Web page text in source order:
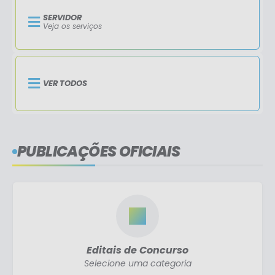
SERVIDOR
Veja os serviços
VER TODOS
PUBLICAÇÕES OFICIAIS
Editais de Concurso
Selecione uma categoria